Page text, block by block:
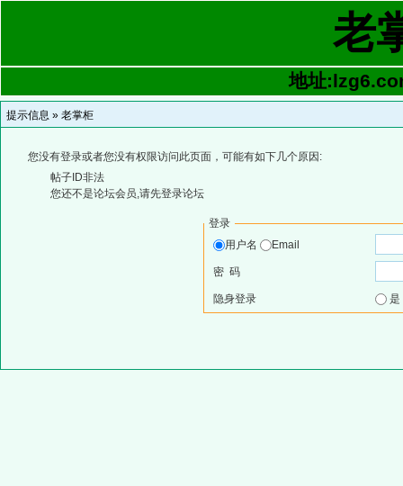
老
地址
提示信息 » 老掌柜
您没有登录或者您没有权限访问此页面，可能有如下几个原因:
帖子ID非法
您还不是论坛会员,请先登录论坛
登录
用户名
Email
密 码
隐身登录